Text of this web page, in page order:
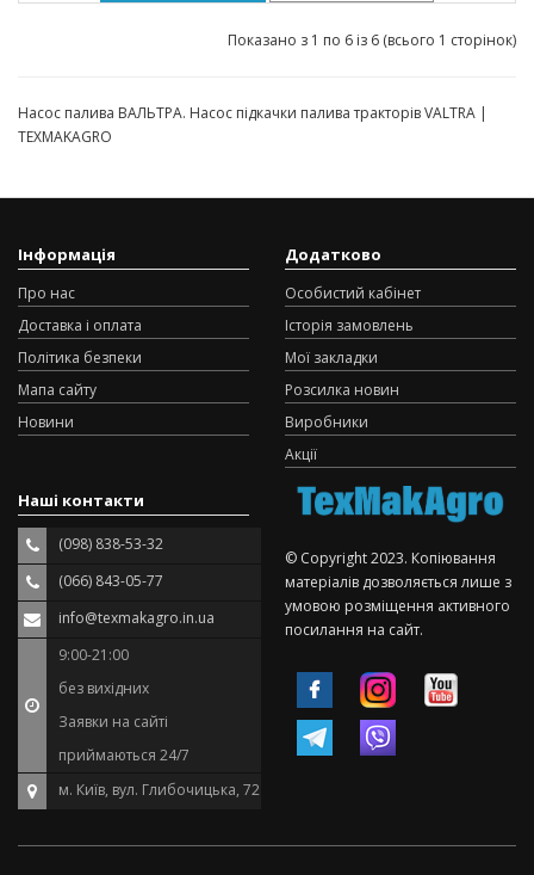
Показано з 1 по 6 із 6 (всього 1 сторінок)
Насос палива ВАЛЬТРА. Насос підкачки палива тракторів VALTRA |
TEXMAKAGRO
Інформація
Про нас
Доставка і оплата
Політика безпеки
Мапа сайту
Новини
Додатково
Особистий кабінет
Історія замовлень
Мої закладки
Розсилка новин
Виробники
Акції
Наші контакти
(098) 838-53-32
(066) 843-05-77
info@texmakagro.in.ua
9:00-21:00
без вихідних
Заявки на сайті
приймаються 24/7
м. Київ, вул. Глибочицька, 72
© Copyright 2023. Копіювання
матеріалів дозволяється лише з
умовою розміщення активного
посилання на сайт.